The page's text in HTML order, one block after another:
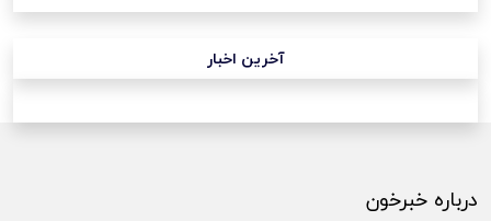
آخرین اخبار
درباره خبرخون